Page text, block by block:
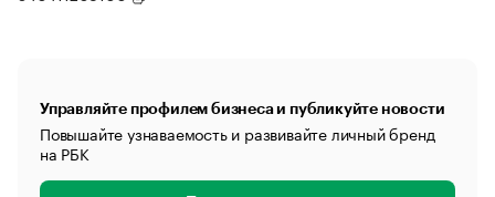
Управляйте профилем бизнеса и публикуйте новости
Повышайте узнаваемость и развивайте личный бренд
на РБК